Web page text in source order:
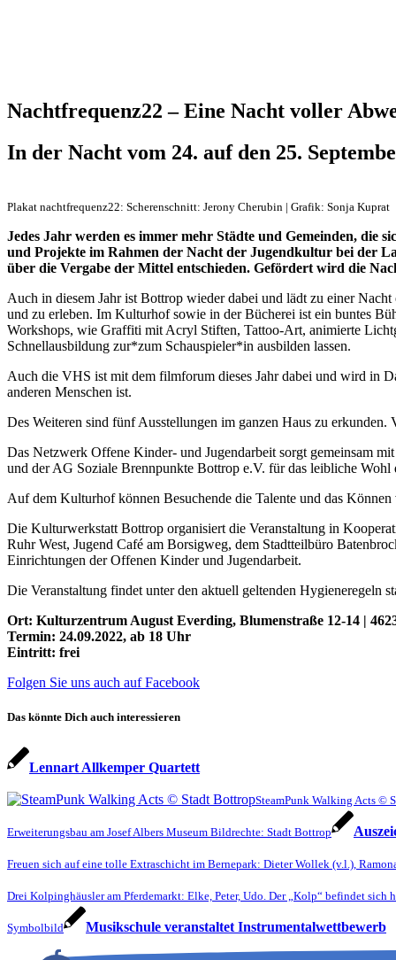
Nachtfrequenz22 – Eine Nacht voller
In der Nacht vom 24. auf den 25.
Plakat nachtfrequenz22: Scherenschnitt: Jerony Cherubin | Grafik: Sonja Kuprat
Jedes Jahr werden es immer mehr Städte und Gemeinden, die
und Projekte im Rahmen der Nacht der Jugendkultur bei der
über die Vergabe der Mittel entschieden. Gefördert wird die
Auch in diesem Jahr ist Bottrop wieder dabei und lädt zu einer
und zu erleben. Im Kulturhof sowie in der Bücherei ist ein buntes
Workshops, wie Graffiti mit Acryl Stiften, Tattoo-Art, animierte
Schnellausbildung zur*zum Schauspieler*in ausbilden lassen.
Auch die VHS ist mit dem filmforum dieses Jahr dabei und wird in
anderen Menschen ist.
Des Weiteren sind fünf Ausstellungen im ganzen Haus zu
Das Netzwerk Offene Kinder- und Jugendarbeit sorgt gemeinsam
und der AG Soziale Brennpunkte Bottrop e.V. für das leibliche Wohl
Auf dem Kulturhof können Besuchende die Talente und das
Die Kulturwerkstatt Bottrop organisiert die Veranstaltung in
Ruhr West, Jugend Café am Borsigweg, dem Stadtteilbüro
Einrichtungen der Offenen Kinder und Jugendarbeit.
Die Veranstaltung findet unter den aktuell geltenden Hygieneregeln
Ort: Kulturzentrum August Everding, Blumenstraße 12-14 |
Termin: 24.09.2022, ab 18 Uhr
Eintritt: frei
Folgen Sie uns auch auf Facebook
Das könnte Dich auch interessieren
Lennart Allkemper Quartett
SteamPunk Walking Acts ©
Erweiterungsbau am Josef Albers Museum Bildrechte: Stadt Bottrop
Freuen sich auf eine tolle Extraschicht im Bernepark: Dieter Wollek (v.l.),
Drei Kolpinghäusler am Pferdemarkt: Elke, Peter, Udo. Der „Kolp“ befindet
Symbolbild Musikschule veranstaltet Instrumentalwettbewerb